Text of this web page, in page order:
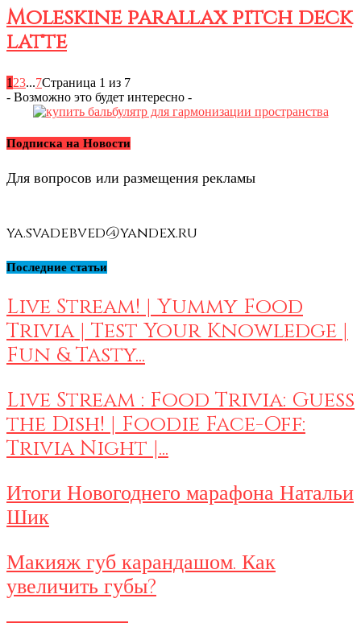
Moleskine parallax pitch deck
latte
1 23...7Страница 1 из 7
- Возможно это будет интересно -
Подписка на Новости
Для вопросов или размещения рекламы
ya.svadebved@yandex.ru
Последние статьи
Live Stream! | Yummy Food
Trivia | Test Your Knowledge |
Fun & Tasty...
Live Stream : Food Trivia: Guess
the Dish! | Foodie Face-Off:
Trivia Night |...
Итоги Новогоднего марафона Натальи
Шик
Макияж губ карандашом. Как
увеличить губы?